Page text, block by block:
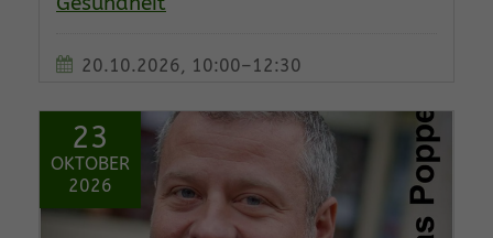
20.10.2026, 10:00–12:30
23
OKTOBER
2026